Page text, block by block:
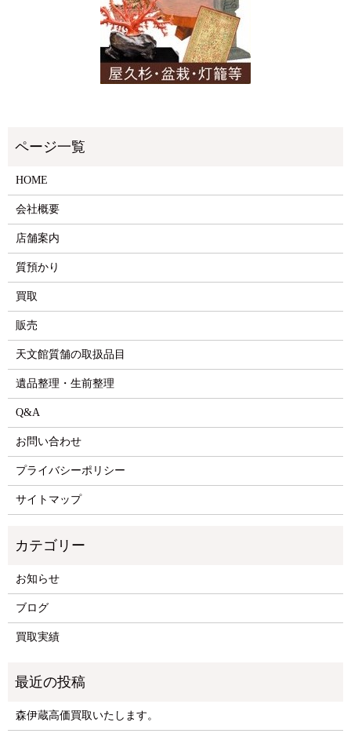
HOME
会社概要
店舗案内
質預かり
買取
販売
天文館質舗の取扱品目
遺品整理・生前整理
Q&A
お問い合わせ
プライバシーポリシー
サイトマップ
お知らせ
ブログ
買取実績
森伊蔵高価買取いたします。